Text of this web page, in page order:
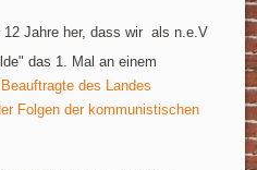
12 Jahre her, dass wir als n.e.V
das 1. Mal an einem
Beauftragte des Landes
Folgen der kommunistischen